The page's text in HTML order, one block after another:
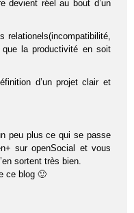
devient réel au bout d’un
relationels(incompatibilité,
la productivité en soit
d’un projet clair et
peu plus ce qui se passe
sur openSocial et vous
sortent très bien.
ce blog 🙂